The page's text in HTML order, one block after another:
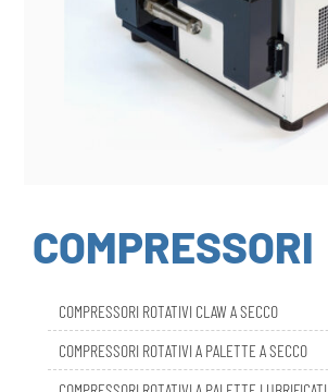
COMPRESSORI
COMPRESSORI ROTATIVI A PALETTE A SECCO
COMPRESSORI ROTATIVI A PALETTE LUBRIFICATI